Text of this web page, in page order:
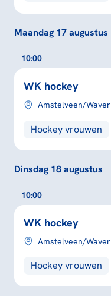
Maandag 17 augustus
10:00
WK hockey
Amstelveen/Waver
Hockey vrouwen
Dinsdag 18 augustus
10:00
WK hockey
Amstelveen/Waver
Hockey vrouwen